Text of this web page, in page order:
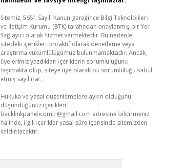
Sitemiz, 5651 Sayılı Kanun gereğince Bilgi Teknolojileri
ve İletişim Kurumu (BTK) tarafından onaylanmış bir Yer
Sağlayıcı olarak hizmet vermektedir. Bu nedenle,
sitedeki içerikleri proaktif olarak denetleme veya
araştırma yükümlülüğümüz bulunmamaktadır. Ancak,
üyelerimiz yazdıkları içeriklerin sorumluluğunu
taşımakta olup, siteye üye olarak bu sorumluluğu kabul
etmiş sayılırlar.
Hukuka ve yasal düzenlemelere aykırı olduğunu
düşündüğünüz içerikleri,
backlinkpanelicomtr@gmail.com adresine bildirmeniz
halinde, ilgili içerikler yasal süre içerisinde sitemizden
kaldırılacaktır.